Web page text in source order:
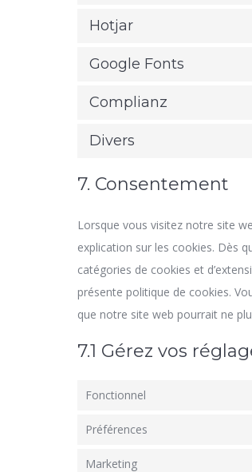
Hotjar
Google Fonts
Complianz
Divers
7. Consentement
Lorsque vous visitez notre site
explication sur les cookies. Dès
catégories de cookies et
présente politique de cookies.
que notre site web pourrait ne
7.1 Gérez vos
Fonctionnel
Préférences
Marketing